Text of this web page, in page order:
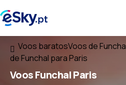
Voos baratosVoos de
de Funchal para Paris
VoosFunchal Paris